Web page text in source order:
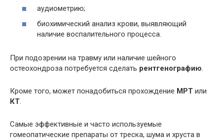
аудиометрию;
биохимический анализ крови, выявляющий
наличие воспалительного процесса.
При подозрении на травму или наличие шейного
остеохондроза потребуется сделать рентгенографию.
Кроме того, может понадобиться прохождение МРТ или
КТ.
Самые эффективные и часто используемые
гомеопатические препараты от треска, шума и хруста в